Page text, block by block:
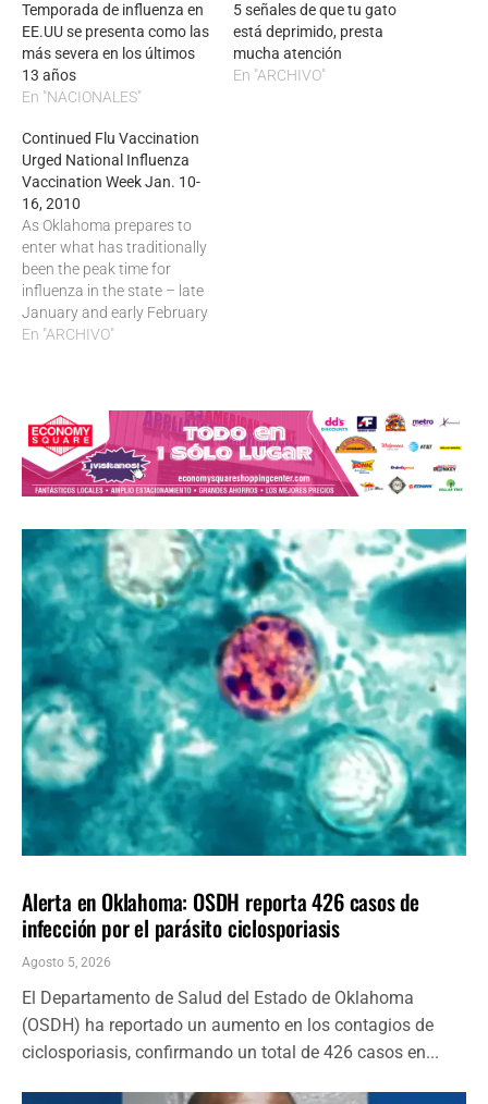
Temporada de influenza en
EE.UU se presenta como las
más severa en los últimos
13 años
En "NACIONALES"
5 señales de que tu gato
está deprimido, presta
mucha atención
En "ARCHIVO"
Continued Flu Vaccination
Urged National Influenza
Vaccination Week Jan. 10-
16, 2010
As Oklahoma prepares to
enter what has traditionally
been the peak time for
influenza in the state – late
January and early February
– the Oklahoma State
vaccinated to protect
themselves and help
prevent the flu from
spreading to others…
En "ARCHIVO"
Alerta en Oklahoma: OSDH reporta 426 casos de
infección por el parásito ciclosporiasis
Agosto 5, 2026
El Departamento de Salud del Estado de Oklahoma
(OSDH) ha reportado un aumento en los contagios de
ciclosporiasis, confirmando un total de 426 casos en...